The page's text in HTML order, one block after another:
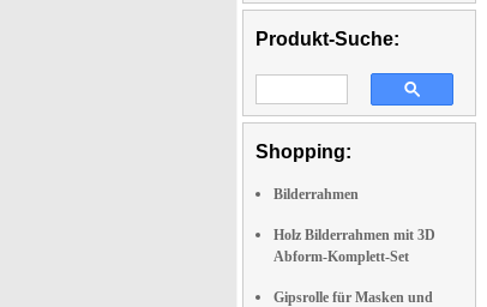
Produkt-Suche:
Shopping:
Bilderrahmen
Holz Bilderrahmen mit 3D
Abform-Komplett-Set
Gipsrolle für Masken und